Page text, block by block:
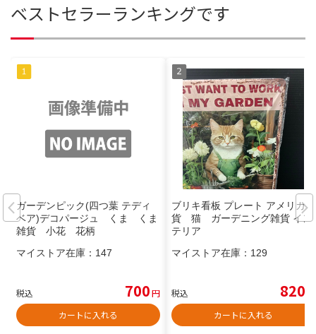
ベストセラーランキングです
ガーデンピック(四つ葉 テディ
ベア)デコパージュ くま くま
雑貨 小花 花柄
マイストア在庫： 147
税込 700円
カートに入れる
ブリキ看板 プレート アメリカ雑
貨 猫 ガーデニング雑貨 イン
テリア
マイストア在庫： 129
税込 820
カートに入れる